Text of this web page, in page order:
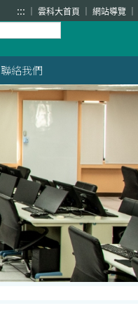
::: 雲科大首頁 網站導覽
聯絡我們